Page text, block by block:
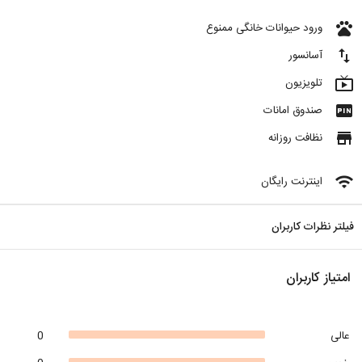
pets ورود حیوانات خانگی ممنوع
import_export آسانسور
live_tv تلویزیون
fiber_pin صندوق امانات
store نظافت روزانه
wifi اینترنت رایگان
فیلتر نظرات کاربران
امتیاز کاربران
0
عالی